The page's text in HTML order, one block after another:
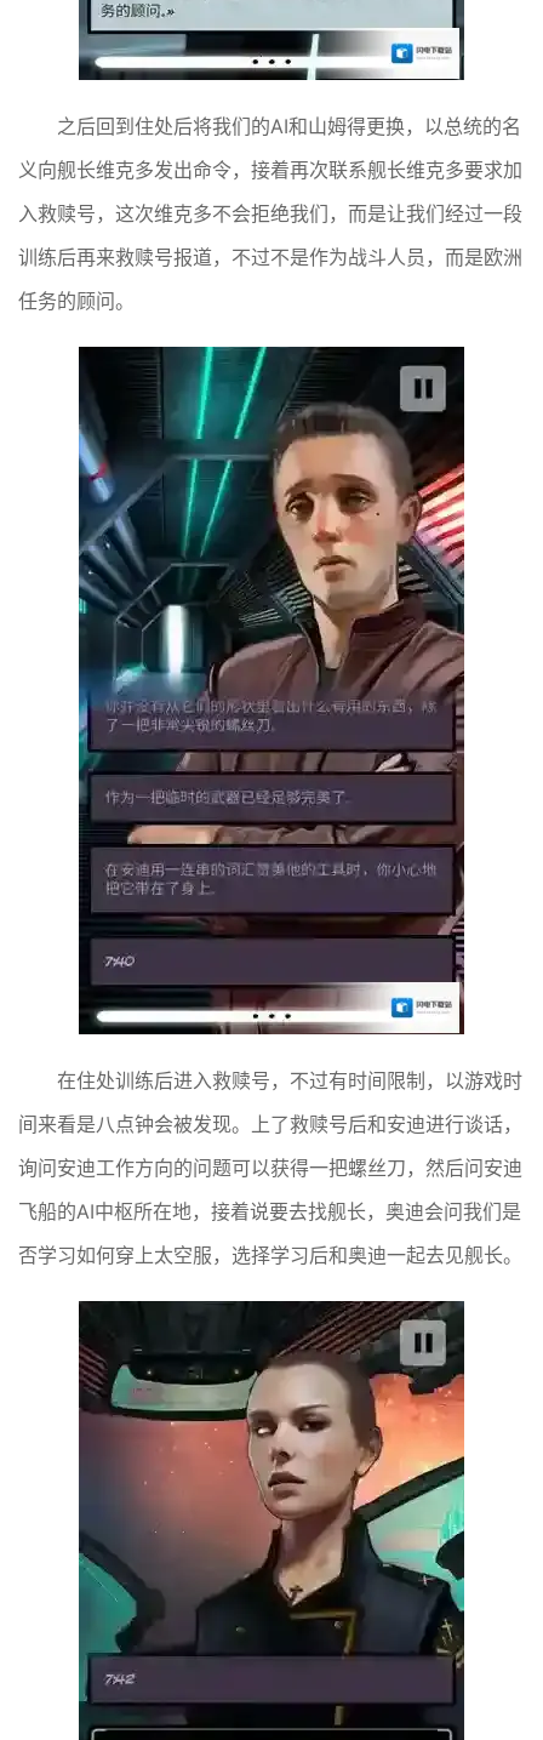
之后回到住处后将我们的AI和山姆得更换，以总统的名
义向舰长维克多发出命令，接着再次联系舰长维克多要求加
入救赎号，这次维克多不会拒绝我们，而是让我们经过一段
训练后再来救赎号报道，不过不是作为战斗人员，而是欧洲
任务的顾问。
在住处训练后进入救赎号，不过有时间限制，以游戏时
间来看是八点钟会被发现。上了救赎号后和安迪进行谈话，
询问安迪工作方向的问题可以获得一把螺丝刀，然后问安迪
飞船的AI中枢所在地，接着说要去找舰长，奥迪会问我们是
否学习如何穿上太空服，选择学习后和奥迪一起去见舰长。